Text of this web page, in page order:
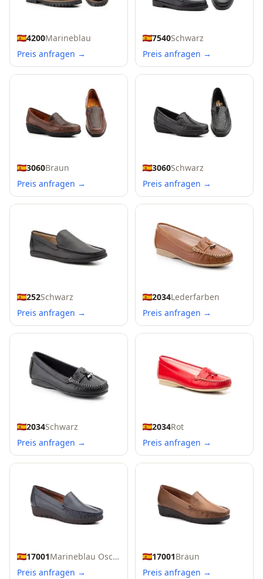
4200Marineblau
Preis anfragen →
7540Schwarz
Preis anfragen →
3060Braun
Preis anfragen →
3060Schwarz
Preis anfragen →
252Schwarz
Preis anfragen →
2034Lederfarben
Preis anfragen →
2034Schwarz
Preis anfragen →
2034Rot
Preis anfragen →
17001
Marineblau Oscuro
Preis anfragen →
17001Braun
Preis anfragen →